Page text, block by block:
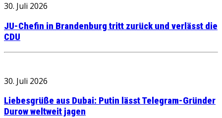
30. Juli 2026
JU-Chefin in Brandenburg tritt zurück und verlässt die
CDU
30. Juli 2026
Liebesgrüße aus Dubai: Putin lässt Telegram-Gründer
Durow weltweit jagen